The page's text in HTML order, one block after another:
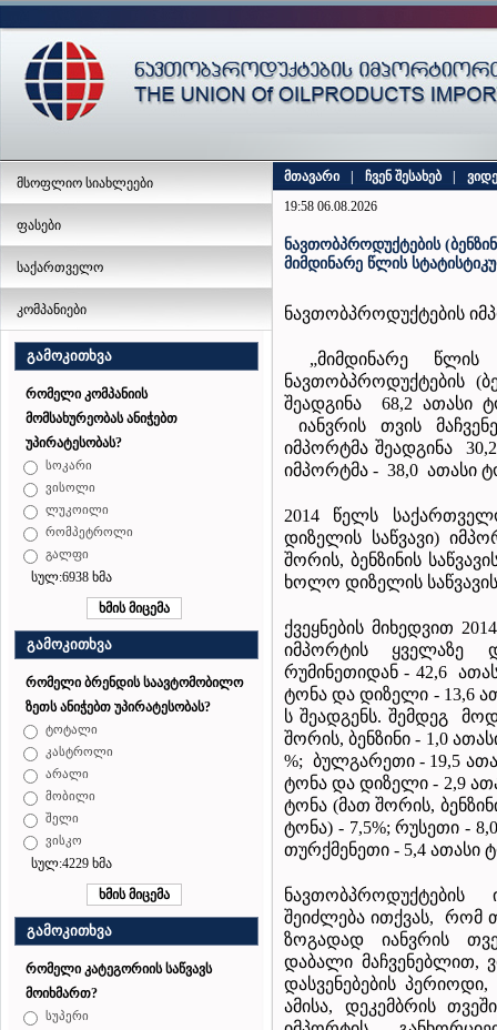
მსოფლიო სიახლეები
ფასები
საქართველო
კომპანიები
გამოკითხვა
რომელი კომპანიის
მომსახურეობას ანიჭებთ
უპირატესობას?
სოკარი
ვისოლი
ლუკოილი
რომპეტროლი
გალფი
სულ:6938 ხმა
გამოკითხვა
რომელი ბრენდის საავტომობილო
ზეთს ანიჭებთ უპირატესობას?
ტოტალი
კასტროლი
არალი
მობილი
შელი
ვისკო
სულ:4229 ხმა
გამოკითხვა
რომელი კატეგორიის საწვავს
მოიხმართ?
სუპერი
მთავარი ჩვენ შესახებ
19:58 06.08.2026
ნავთობპროდუქტების
მიმდინარე წლის
ნავთობპროდუქტების
„მიმდინარე წლის
ნავთობპროდუქტების
შეადგინა 68,2 ათასი
იანვრის თვის
იმპორტმა შეადგინა
იმპორტმა - 38,0 ათასი
2014 წელს
დიზელის საწვავი)
შორის, ბენზინის
ხოლო დიზელის
ქვეყნების მიხედვით
იმპორტის
რუმინეთიდან - 42,6
ტონა და დიზელი - 13,6
ს შეადგენს. შემდეგ
შორის, ბენზინი - 1,0
%; ბულგარეთი - 19,5
ტონა და დიზელი - 2,9
ტონა (მათ შორის,
ტონა) - 7,5%; რუსეთი -
თურქმენეთი - 5,4 ათასი
ნავთობპროდუქტების
შეიძლება ითქვას, რომ
ზოგადად იანვრის
დაბალი მაჩვენებლით,
დასვენებების
ამისა, დეკემბრის